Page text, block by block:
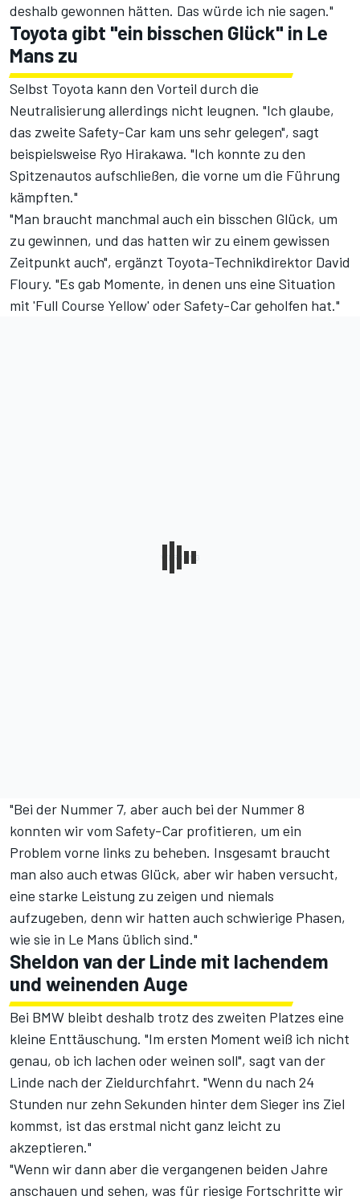
deshalb gewonnen hätten. Das würde ich nie sagen."
Toyota gibt "ein bisschen Glück" in Le
Mans zu
Selbst Toyota kann den Vorteil durch die
Neutralisierung allerdings nicht leugnen. "Ich glaube,
das zweite Safety-Car kam uns sehr gelegen", sagt
beispielsweise Ryo Hirakawa. "Ich konnte zu den
Spitzenautos aufschließen, die vorne um die Führung
kämpften."
"Man braucht manchmal auch ein bisschen Glück, um
zu gewinnen, und das hatten wir zu einem gewissen
Zeitpunkt auch", ergänzt Toyota-Technikdirektor David
Floury. "Es gab Momente, in denen uns eine Situation
mit 'Full Course Yellow' oder Safety-Car geholfen hat."
"Bei der Nummer 7, aber auch bei der Nummer 8
konnten wir vom Safety-Car profitieren, um ein
Problem vorne links zu beheben. Insgesamt braucht
man also auch etwas Glück, aber wir haben versucht,
eine starke Leistung zu zeigen und niemals
aufzugeben, denn wir hatten auch schwierige Phasen,
wie sie in Le Mans üblich sind."
Sheldon van der Linde mit lachendem
und weinenden Auge
Bei BMW bleibt deshalb trotz des zweiten Platzes eine
kleine Enttäuschung. "Im ersten Moment weiß ich nicht
genau, ob ich lachen oder weinen soll", sagt van der
Linde nach der Zieldurchfahrt. "Wenn du nach 24
Stunden nur zehn Sekunden hinter dem Sieger ins Ziel
kommst, ist das erstmal nicht ganz leicht zu
akzeptieren."
"Wenn wir dann aber die vergangenen beiden Jahre
anschauen und sehen, was für riesige Fortschritte wir